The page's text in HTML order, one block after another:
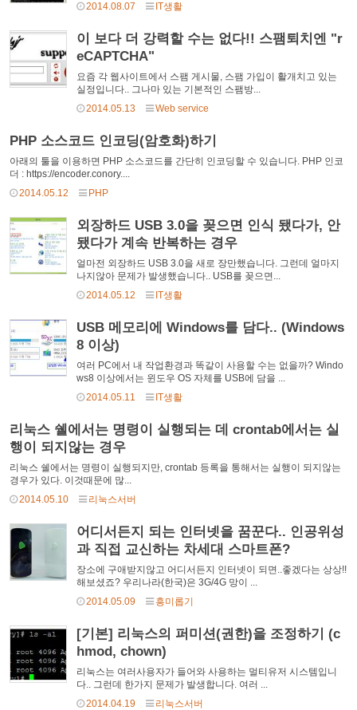
2014.08.07
IT생활
이 보다 더 강력할 수는 없다!! 스팸퇴치엔 "r
eCAPTCHA"
요즘 각 웹사이트에서 스팸 게시물, 스팸 가입이 활개치고 있는
실정입니다.. 그나마 있는 기본적인 스팸방...
2014.05.13
Web service
PHP 소스코드 인코딩(암호화)하기
아래의 툴을 이용하면 PHP 소스코드를 간단히 인코딩할 수 있습니다. PHP 인코
더 : https://encoder.conory....
2014.05.12
PHP
외장하드 USB 3.0을 꽂으면 인식 됐다가, 안
됐다가 계속 반복하는 경우
얼마전 외장하드 USB 3.0을 새로 장만했습니다. 그런데 얼마지
나지않아 문제가 발생했습니다.. USB를 꽂으면...
2014.05.12
IT생활
USB 메모리에 Windows를 담다.. (Windows
8 이상)
여러 PC에서 내 작업환경과 똑같이 사용할 수는 없을까? Windo
ws8 이상에서는 윈도우 OS 자체를 USB에 담을 ...
2014.05.11
IT생활
리눅스 쉘에서는 명령이 실행되는 데 crontab에서는 실
행이 되지않는 경우
리눅스 쉘에서는 명령이 실행되지만, crontab 등록을 통해서는 실행이 되지않는
경우가 있다. 이것때문에 많...
2014.05.10
리눅스서버
어디서든지 되는 인터넷을 꿈꾼다.. 인공위성
과 직접 교신하는 차세대 스마트폰?
장소에 구애받지않고 어디서든지 인터넷이 되면..좋겠다는 상상!!
해보셨죠? 우리나라(한국)은 3G/4G 망이 ...
2014.05.09
흥미롭기
[기본] 리눅스의 퍼미션(권한)을 조정하기 (c
hmod, chown)
리눅스는 여러사용자가 들어와 사용하는 멀티유저 시스템입니
다.. 그런데 한가지 문제가 발생합니다. 여러 ...
2014.04.19
리눅스서버